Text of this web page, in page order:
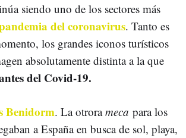
siendo uno de los sectores más
del coronavirus. Tanto es
los grandes iconos turísticos
absolutamente distinta a la que
del Covid-19.
Benidorm. La otrorameca para los
a España en busca de sol, playa,